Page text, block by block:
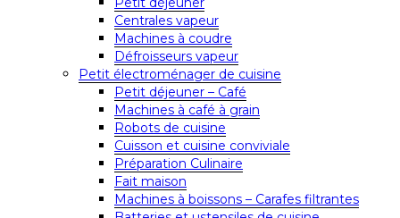
Centrales vapeur
Machines à coudre
Défroisseurs vapeur
Petit électroménager de cuisine
Petit déjeuner – Café
Machines à café à grain
Robots de cuisine
Cuisson et cuisine conviviale
Préparation Culinaire
Fait maison
Machines à boissons – Carafes filtrantes